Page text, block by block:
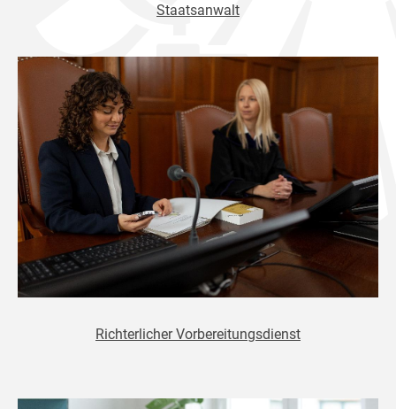
Staatsanwalt
Richterlicher Vorbereitungsdienst